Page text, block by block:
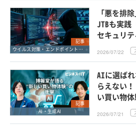
記事
ウイルス対策・エンドポイントセキュリティ
「悪を排
JTBも実践
セキュリ
2026/07/22
記事
AI・生成AI
AIに選ば
らえない
い買い物
2026/07/21